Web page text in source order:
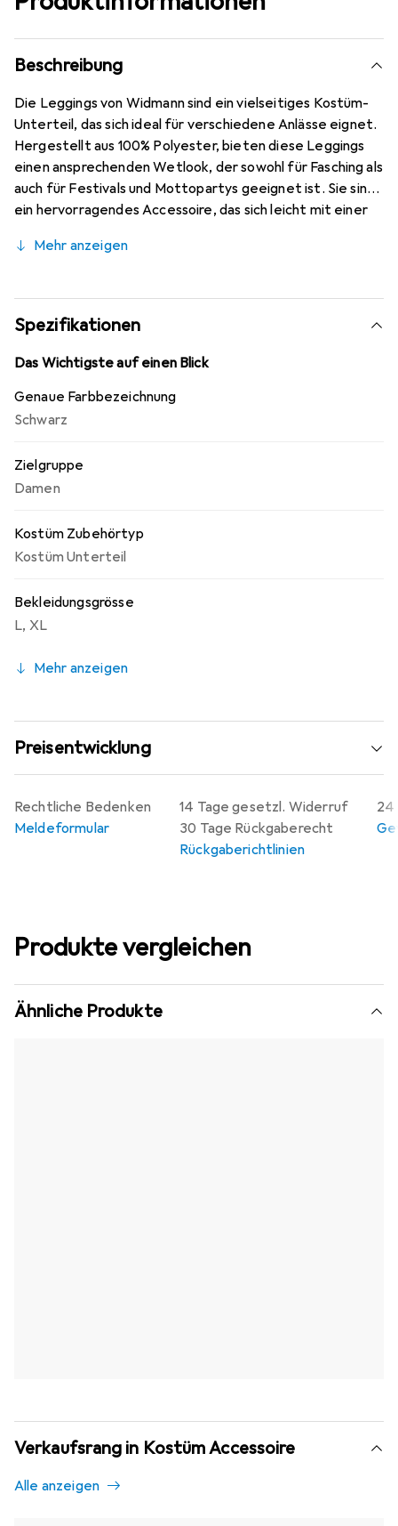
Beschreibung
Die Leggings von Widmann sind ein vielseitiges Kostüm-
Unterteil, das sich ideal für verschiedene Anlässe eignet.
Hergestellt aus 100% Polyester, bieten diese Leggings
einen ansprechenden Wetlook, der sowohl für Fasching als
auch für Festivals und Mottopartys geeignet ist. Sie sind
ein hervorragendes Accessoire, das sich leicht mit einer
individuellen Look zu kreieren. Die Leggings sind in einem
Passform, die Bewegungsfreiheit ermöglicht. Ob für eine
aufregende Nacht im Karneval oder eine thematische
Feier, diese Leggings sind eine stilvolle Ergänzung für
jede Kostümsammlung.
Mehr anzeigen
Spezifikationen
Das Wichtigste auf einen Blick
Genaue Farbbezeichnung
Schwarz
Zielgruppe
Damen
Kostüm Zubehörtyp
Kostüm Unterteil
Bekleidungsgrösse
L, XL
Mehr anzeigen
Preisentwicklung
14 Tage gesetzl. Widerruf
30 Tage Rückgaberecht
Rückgaberichtlinien
24
Rechtliche Bedenken
Meldeformular
Produkte vergleichen
Ähnliche Produkte
Verkaufsrang in Kostüm Accessoire
Alle anzeigen